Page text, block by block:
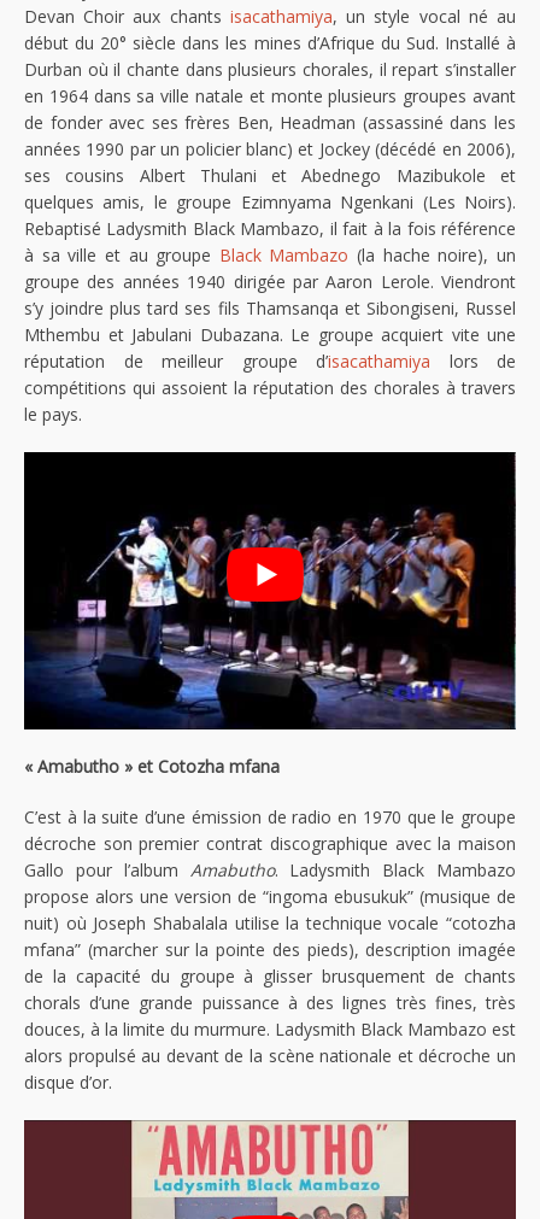
Devan Choir aux chants isacathamiya, un style vocal né au
début du 20° siècle dans les mines d’Afrique du Sud. Installé à
Durban où il chante dans plusieurs chorales, il repart s’installer
en 1964 dans sa ville natale et monte plusieurs groupes avant
de fonder avec ses frères Ben, Headman (assassiné dans les
années 1990 par un policier blanc) et Jockey (décédé en 2006),
ses cousins Albert Thulani et Abednego Mazibukole et
quelques amis, le groupe Ezimnyama Ngenkani (Les Noirs).
Rebaptisé Ladysmith Black Mambazo, il fait à la fois référence
à sa ville et au groupe Black Mambazo (la hache noire), un
groupe des années 1940 dirigée par Aaron Lerole. Viendront
s’y joindre plus tard ses fils Thamsanqa et Sibongiseni, Russel
Mthembu et Jabulani Dubazana. Le groupe acquiert vite une
réputation de meilleur groupe d’isacathamiya lors de
compétitions qui assoient la réputation des chorales à travers
le pays.
« Amabutho » et Cotozha mfana
C’est à la suite d’une émission de radio en 1970 que le groupe
décroche son premier contrat discographique avec la maison
Gallo pour l’album Amabutho. Ladysmith Black Mambazo
propose alors une version de “ingoma ebusukuk” (musique de
nuit) où Joseph Shabalala utilise la technique vocale “cotozha
mfana” (marcher sur la pointe des pieds), description imagée
de la capacité du groupe à glisser brusquement de chants
chorals d’une grande puissance à des lignes très fines, très
douces, à la limite du murmure. Ladysmith Black Mambazo est
alors propulsé au devant de la scène nationale et décroche un
disque d’or.